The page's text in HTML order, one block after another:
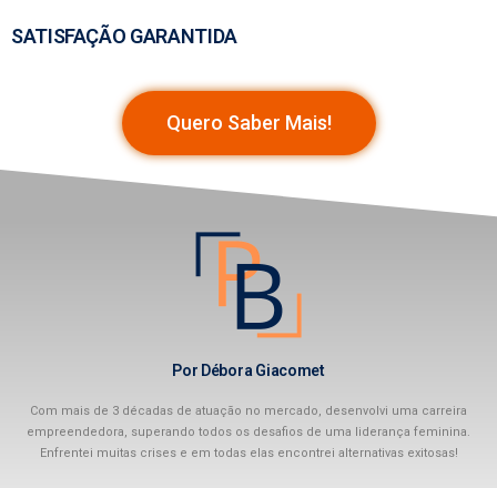
SATISFAÇÃO GARANTIDA
Quero Saber Mais!
Por Débora Giacomet
Com mais de 3 décadas de atuação no mercado, desenvolvi uma carreira
empreendedora, superando todos os desafios de uma liderança feminina.
Enfrentei muitas crises e em todas elas encontrei alternativas exitosas!